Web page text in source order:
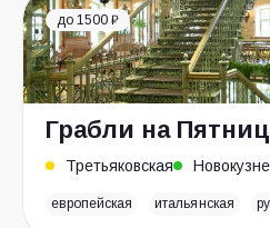
до 1500 ₽
Грабли на
Третьяковская
европейская итальянская